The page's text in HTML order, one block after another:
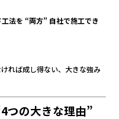
法を “両方” 自社で施工でき
れば成し得ない、大きな強み
つの大きな理由”